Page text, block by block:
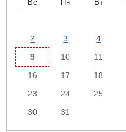
Вс Пн Вт
2
3 4
9
10 11
16
17 18
23
24 25
30
31